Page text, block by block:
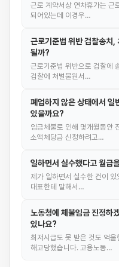
근로 계약서상 연차휴가는 근
되어있는데 이경우…
근로기준법 위반 검찰송치,
될까?
근로기준법 위반으로 검찰에
검찰에 처벌불원서…
폐업하지 않은 상태에서 일
있을까요?
임금체불로 인해 몇개월동안
소액체당금 신청하려고…
일하면서 실수했다고 월급
제가 일하면서 실수한 건이
대표한테 말해서…
노동청에 체불임금 진정하
있나요?
최저시급도 못 받은 것도 억
해고당했습니다. 고용노동…